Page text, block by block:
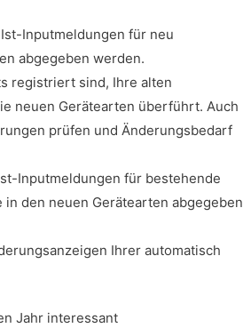
Inputmeldungen für neu
abgegeben werden.
registriert sind, Ihre alten
neuen Gerätearten überführt. Auch
prüfen und Änderungsbedarf
Inputmeldungen für bestehende
den neuen Gerätearten abgegeben
Ihrer automatisch
Jahr interessant